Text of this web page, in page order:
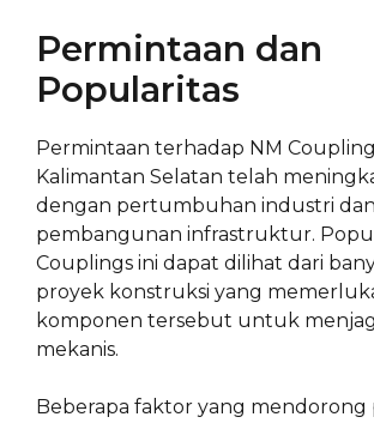
Permintaan dan
Popularitas
Permintaan terhadap NM
Kalimantan Selatan telah
dengan pertumbuhan industri dan
pembangunan infrastruktur.
Couplings ini dapat dilihat dari
proyek konstruksi yang
komponen tersebut untuk
mekanis.
Beberapa faktor yang mendorong